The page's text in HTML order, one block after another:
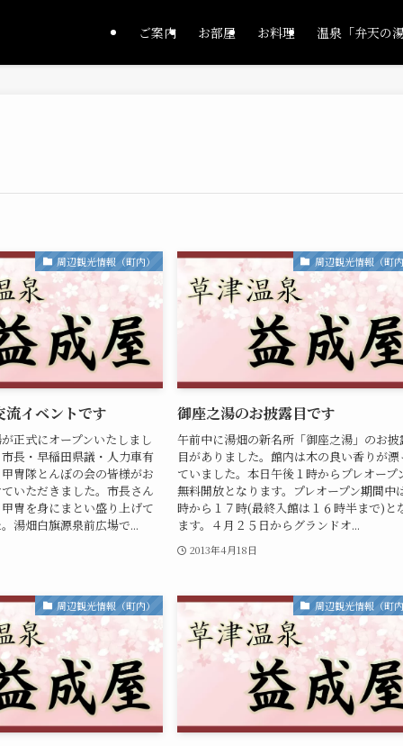
ご案内 お部屋 お料理 温泉「弁天の
周辺観光情報（町内）
流イベントです
正式にオープンいたしまし
長・早稲田県議・人力車有
冑隊とんぼの会の皆様がお
いただきました。市長さん
冑を身にまとい盛り上げて
湯畑白旗源泉前広場で...
周辺観光情報（町内
御座之湯のお披露目です
午前中に湯畑の新名所「御座之湯」のお披
目がありました。館内は木の良い香りが漂
ていました。本日午後１時からプレオープ
無料開放となります。プレオープン期間中
時から１７時(最終入館は１６時半まで)と
ます。４月２５日からグランドオ...
2013年4月18日
周辺観光情報（町内） 周辺観光情報（町内